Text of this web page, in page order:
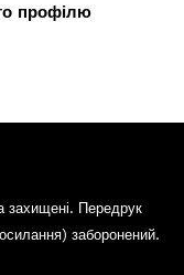
профілю
захищені. Передрук
заборонений.